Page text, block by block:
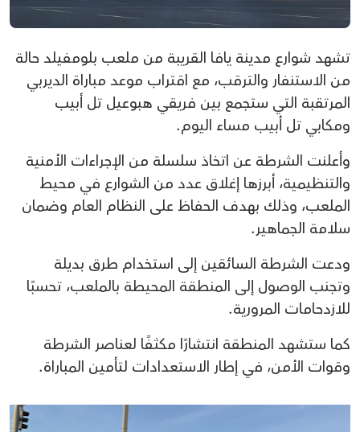
تشهد شوارع مدينة يافا القريبة من ملعب بلومفيلد حالة
من الاستنفار والترقب، مع اقتراب موعد مباراة الديربي
المرتقبة التي ستجمع بين فريقي هبوعيل تل أبيب
ومكابي تل أبيب مساء اليوم.
وأعلنت الشرطة عن اتخاذ سلسلة من الإجراءات الأمنية
والتنظيمية، أبرزها إغلاق عدد من الشوارع في محيط
الملعب، وذلك بهدف الحفاظ على النظام العام وضمان
سلامة الجماهير.
ودعت الشرطة السائقين إلى استخدام طرق بديلة
وتجنب الوصول إلى المنطقة المحيطة بالملعب، تحسبًا
للازدحامات المرورية.
كما ستشهد المنطقة انتشارًا مكثفًا لعناصر الشرطة
وقوات الأمن، في إطار الاستعدادات لتأمين المباراة.